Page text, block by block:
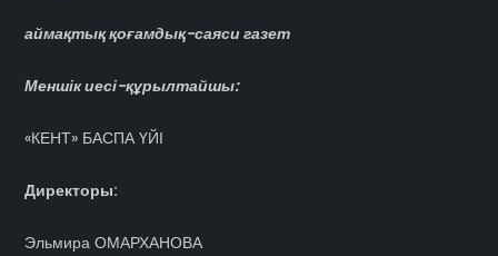
аймақтық қоғамдық-саяси газет
Меншік иесі-құрылтайшы:
«КЕНТ» БАСПА ҮЙІ
Директоры:
Эльмира ОМАРХАНОВА